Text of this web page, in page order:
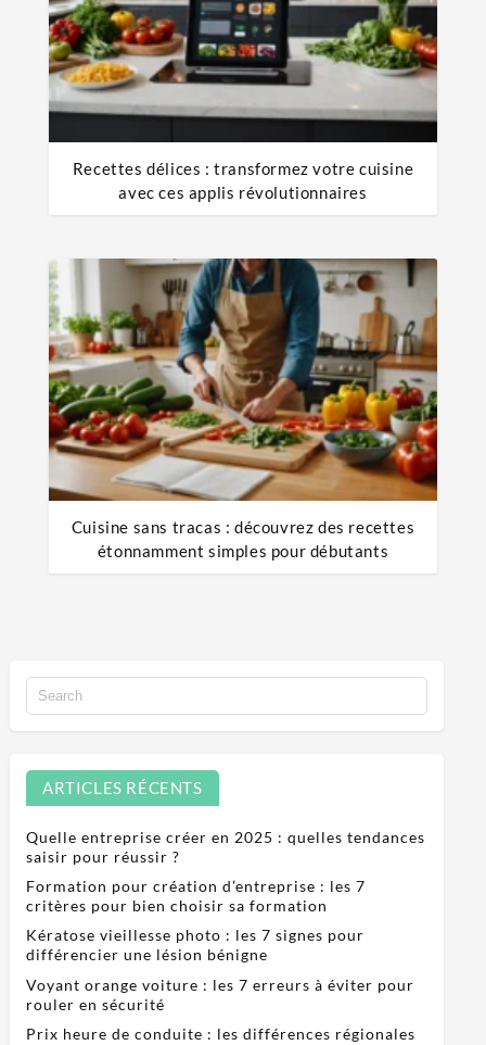
Recettes délices : transformez votre cuisine
avec ces applis révolutionnaires
Cuisine sans tracas : découvrez des recettes
étonnamment simples pour débutants
ARTICLES RÉCENTS
Quelle entreprise créer en 2025 : quelles tendances
saisir pour réussir ?
Formation pour création d’entreprise : les 7
critères pour bien choisir sa formation
Kératose vieillesse photo : les 7 signes pour
différencier une lésion bénigne
Voyant orange voiture : les 7 erreurs à éviter pour
rouler en sécurité
Prix heure de conduite : les différences régionales